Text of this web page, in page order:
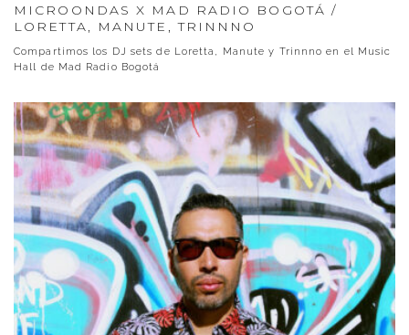
MICROONDAS X MAD RADIO BOGOTÁ /
LORETTA, MANUTE, TRINNNO
Compartimos los DJ sets de Loretta, Manute y Trinnno en el Music
Hall de Mad Radio Bogotá